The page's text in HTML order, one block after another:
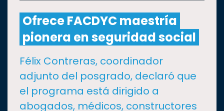
CULTURA
DEPORTES
I+D+I EXPERTOS
Ofrece FACDYC maestría
pionera en seguridad social
Félix Contreras, coordinador
adjunto del posgrado, declaró que
el programa está dirigido a
abogados, médicos, constructores